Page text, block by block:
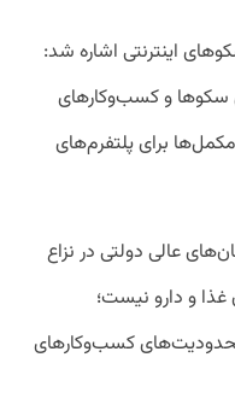
اینترنتی اشاره شد:
سکوها و کسب‌‌وکارهای
برای پلتفرم‌‌های
عالی دولتی در نزاع
و دارو نیست؛
کسب‌وکارهای